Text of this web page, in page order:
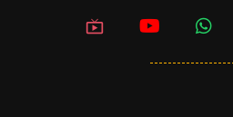
live_tv